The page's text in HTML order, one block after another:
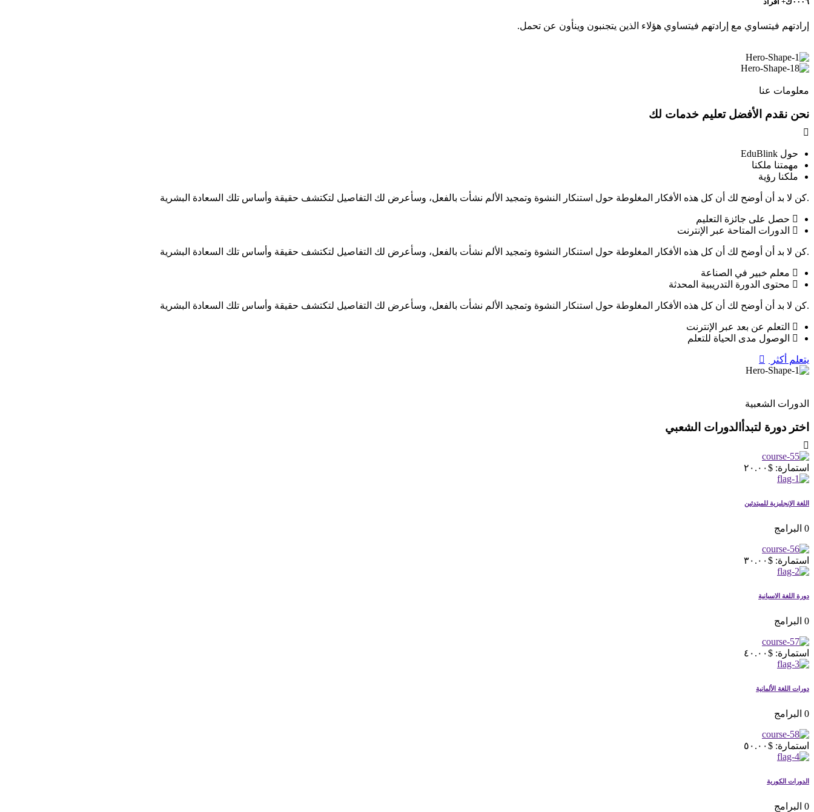
إرادتهم فيتساوي مع إرادتهم فيتساوي هؤلاء الذين يتجنبون وينأون عن تحمل.
معلومات عنا
نحن نقدم الأفضلتعليم خدمات لك
حول EduBlink
مهمتنا ملكنا
ملكنا رؤية
.كن لا بد أن أوضح لك أن كل هذه الأفكار المغلوطة حول استنكار النشوة وتمجيد الألم نشأت بالفعل، وسأعرض لك التفاصيل لتكتشف حقيقة وأساس تلك السعادة البشرية
حصل على جائزة التعليم
الدورات المتاحة عبر الإنترنت
.كن لا بد أن أوضح لك أن كل هذه الأفكار المغلوطة حول استنكار النشوة وتمجيد الألم نشأت بالفعل، وسأعرض لك التفاصيل لتكتشف حقيقة وأساس تلك السعادة البشرية
معلم خبير في الصناعة
محتوى الدورة التدريبية المحدثة
.كن لا بد أن أوضح لك أن كل هذه الأفكار المغلوطة حول استنكار النشوة وتمجيد الألم نشأت بالفعل، وسأعرض لك التفاصيل لتكتشف حقيقة وأساس تلك السعادة البشرية
التعلم عن بعد عبر الإنترنت
الوصول مدى الحياة للتعلم
يتعلم أكثر
الدورات الشعبية
اختر دورة لتبدأالدورات الشعبي
استمارة: $٢٠.٠٠
اللغة الإنجليزية للمبتدئين
0 البرامج
استمارة: $٣٠.٠٠
دورة اللغة الاسبانية
0 البرامج
استمارة: $٤٠.٠٠
دورات اللغة الألمانية
0 البرامج
استمارة: $٥٠.٠٠
الدورات الكورية
0 البرامج